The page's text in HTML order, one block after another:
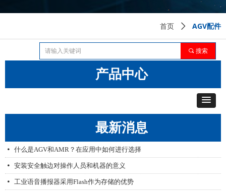
首页 ꄲ AGV配件
产品中心
最新消息
AGV无线漫游网桥，让AGV不掉线
넸 什么是AGV和AMR？在应用中如何进行选择
넸 安装安全触边对操作人员和机器的意义
넸 工业语音播报器采用Flash作为存储的优势
끠 搜索